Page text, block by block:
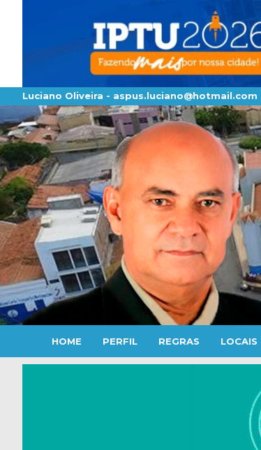
Luciano Oliveira - aspus.luciano@hotmail.com
HOME PERFIL REGRAS LOCAIS